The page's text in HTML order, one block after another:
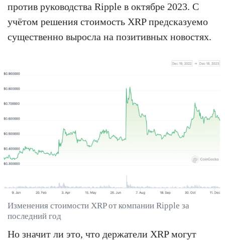
против руководства Ripple в октябре 2023. С
учётом решения стоимость XRP предсказуемо
существенно выросла на позитивных новостях.
Изменения стоимости XRP от компании Ripple за
последний год
Но значит ли это, что держатели XRP могут